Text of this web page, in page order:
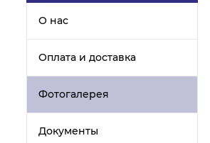
О нас
Оплата и доставка
Фотогалерея
Документы